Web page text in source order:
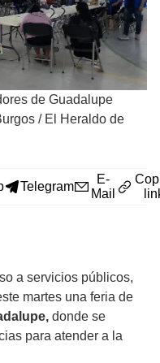
de Guadalupe
/ El Heraldo de
Telegram
E-
Mail
a servicios públicos,
martes una feria de
donde se
para atender a la